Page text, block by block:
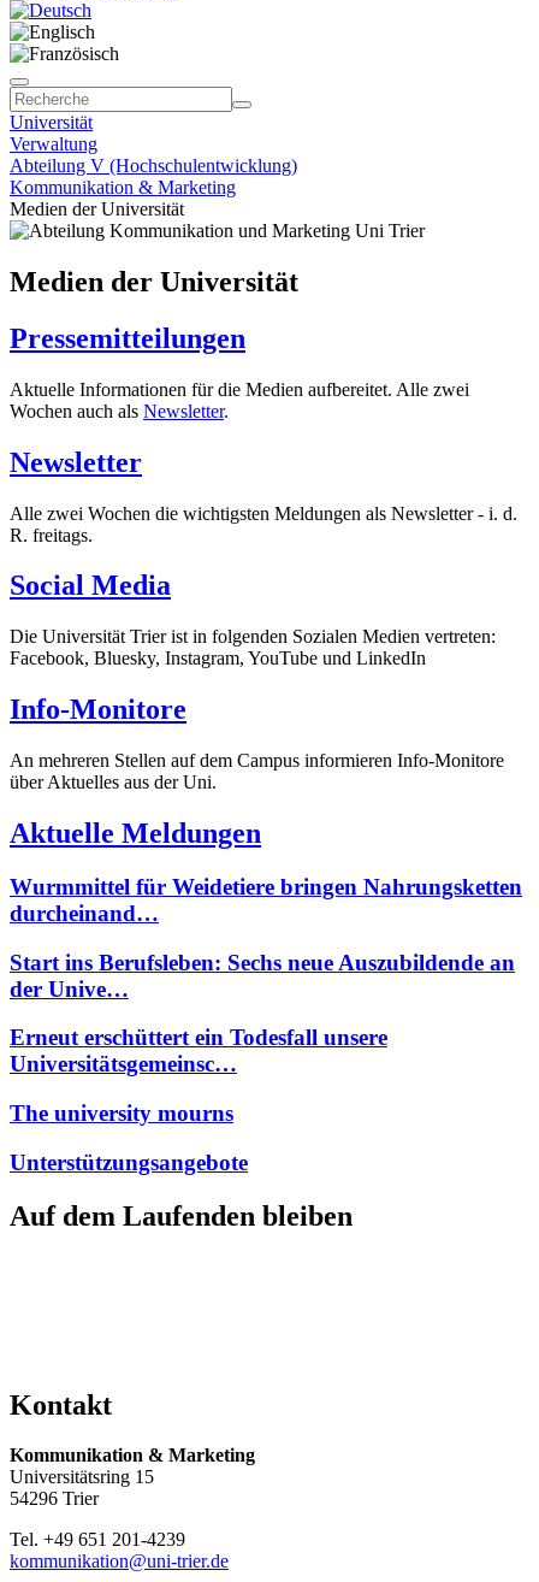
Universität
Verwaltung
Abteilung V (Hochschulentwicklung)
Kommunikation & Marketing
Medien der Universität
Medien der Universität
Pressemitteilungen
Aktuelle Informationen für die Medien aufbereitet. Alle zwei
Wochen auch als Newsletter.
Newsletter
Alle zwei Wochen die wichtigsten Meldungen als Newsletter - i. d.
R. freitags.
Social Media
Die Universität Trier ist in folgenden Sozialen Medien vertreten:
Facebook, Bluesky, Instagram, YouTube und LinkedIn
Info-Monitore
An mehreren Stellen auf dem Campus informieren Info-Monitore
über Aktuelles aus der Uni.
Aktuelle Meldungen
Wurmmittel für Weidetiere bringen Nahrungsketten
durcheinand…
Start ins Berufsleben: Sechs neue Auszubildende an
der Unive…
Erneut erschüttert ein Todesfall unsere
Universitätsgemeinsc…
The university mourns
Unterstützungsangebote
Auf dem Laufenden bleiben
Kontakt
Kommunikation & Marketing
Universitätsring 15
54296 Trier
Tel. +49 651 201-4239
kommunikation@uni-trier.de